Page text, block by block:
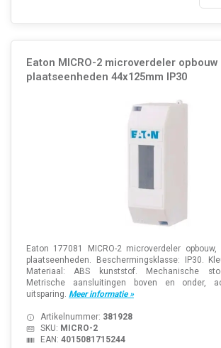
Eaton MICRO-2 microverdeler opbouw
plaatseenheden 44x125mm IP30
Eaton 177081 MICRO-2 microverdeler
plaatseenheden. Beschermingsklasse: IP30.
Materiaal: ABS kunststof. Mechanische
Metrische aansluitingen boven en onder,
uitsparing. Meer informatie »
Artikelnummer: 381928
SKU: MICRO-2
EAN: 4015081715244